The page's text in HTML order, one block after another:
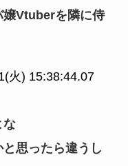
嬢Vtuberを隣に侍
火) 15:38:44.07
な
思ったら違うし